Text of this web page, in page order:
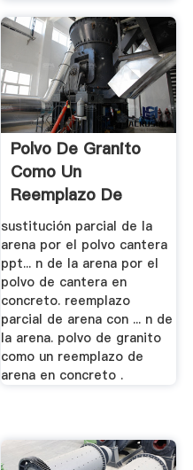
Polvo De Granito
Como Un
Reemplazo De
Arena En Concreto
sustitución parcial de la
arena por el polvo cantera
ppt... n de la arena por el
polvo de cantera en
concreto. reemplazo
parcial de arena con ... n de
la arena. polvo de granito
como un reemplazo de
arena en concreto .